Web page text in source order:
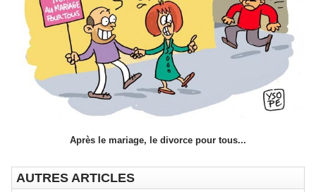
Après le mariage, le divorce pour tous...
AUTRES ARTICLES